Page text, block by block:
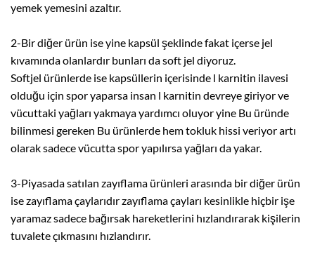
yemek yemesini azaltır.
2-Bir diğer ürün ise yine kapsül şeklinde fakat içerse jel
kıvamında olanlardır bunları da soft jel diyoruz.
Softjel ürünlerde ise kapsüllerin içerisinde l karnitin ilavesi
olduğu için spor yaparsa insan l karnitin devreye giriyor ve
vücuttaki yağları yakmaya yardımcı oluyor yine Bu üründe
bilinmesi gereken Bu ürünlerde hem tokluk hissi veriyor artı
olarak sadece vücutta spor yapılırsa yağları da yakar.
3-Piyasada satılan zayıflama ürünleri arasında bir diğer ürün
ise zayıflama çaylarıdır zayıflama çayları kesinlikle hiçbir işe
yaramaz sadece bağırsak hareketlerini hızlandırarak kişilerin
tuvalete çıkmasını hızlandırır.